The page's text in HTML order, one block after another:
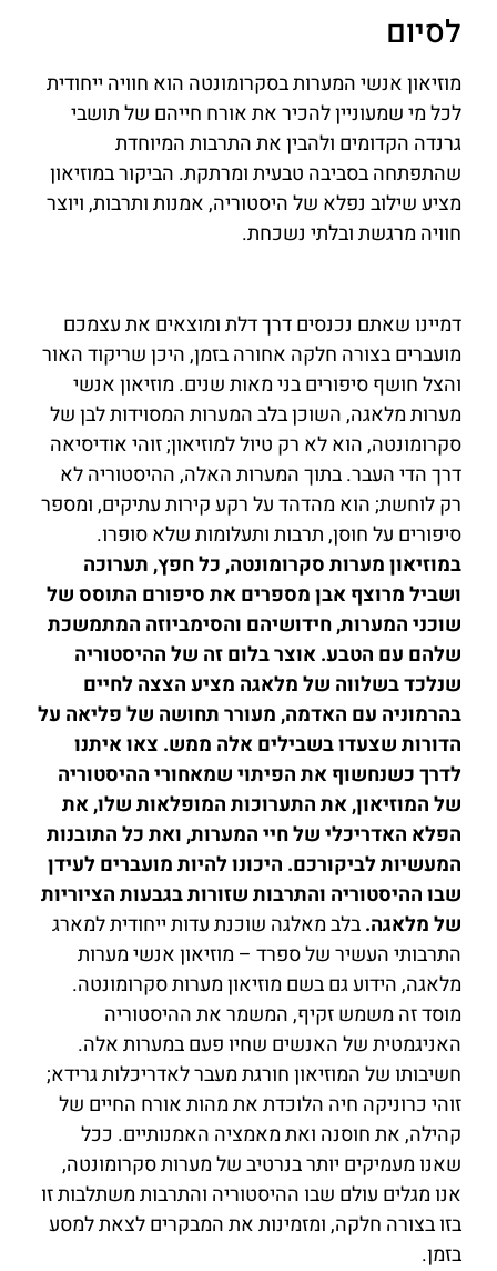
לסיום
מוזיאון אנשי המערות בסקרומונטה הוא חוויה ייחודית
לכל מי שמעוניין להכיר את אורח חייהם של תושבי
גרנדה הקדומים ולהבין את התרבות המיוחדת
שהתפתחה בסביבה טבעית ומרתקת. הביקור במוזיאון
מציע שילוב נפלא של היסטוריה, אמנות ותרבות, ויוצר
חוויה מרגשת ובלתי נשכחת.
דמיינו שאתם נכנסים דרך דלת ומוצאים את עצמכם
מועברים בצורה חלקה אחורה בזמן, היכן שריקוד האור
והצל חושף סיפורים בני מאות שנים. מוזיאון אנשי
מערות מלאגה, השוכן בלב המערות המסוידות לבן של
סקרומונטה, הוא לא רק טיול למוזיאון; זוהי אודיסיאה
דרך הדי העבר. בתוך המערות האלה, ההיסטוריה לא
רק לוחשת; הוא מהדהד על רקע קירות עתיקים, ומספר
סיפורים על חוסן, תרבות ותעלומות שלא סופרו.
במוזיאון מערות סקרומונטה, כל חפץ, תערוכה
ושביל מרוצף אבן מספרים את סיפורם התוסס של
שוכני המערות, חידושיהם והסימביוזה המתמשכת
שלהם עם הטבע. אוצר בלום זה של ההיסטוריה
שנלכד בשלווה של מלאגה מציע הצצה לחיים
בהרמוניה עם האדמה, מעורר תחושה של פליאה על
הדורות שצעדו בשבילים אלה ממש. צאו איתנו
לדרך כשנחשוף את הפיתוי שמאחורי ההיסטוריה
של המוזיאון, את התערוכות המופלאות שלו, את
הפלא האדריכלי של חיי המערות, ואת כל התובנות
המעשיות לביקורכם. היכונו להיות מועברים לעידן
שבו ההיסטוריה והתרבות שזורות בגבעות הציוריות
של מלאגה.בלב מאלגה שוכנת עדות ייחודית למארג
התרבותי העשיר של ספרד – מוזיאון אנשי מערות
מלאגה, הידוע גם בשם מוזיאון מערות סקרומונטה.
מוסד זה משמש זקיף, המשמר את ההיסטוריה
האניגמטית של האנשים שחיו פעם במערות אלה.
חשיבותו של המוזיאון חורגת מעבר לאדריכלות גרידא;
זוהי כרוניקה חיה הלוכדת את מהות אורח החיים של
קהילה, את חוסנה ואת מאמציה האמנותיים. ככל
שאנו מעמיקים יותר בנרטיב של מערות סקרומונטה,
אנו מגלים עולם שבו ההיסטוריה והתרבות משתלבות זו
בזו בצורה חלקה, ומזמינות את המבקרים לצאת למסע
בזמן.